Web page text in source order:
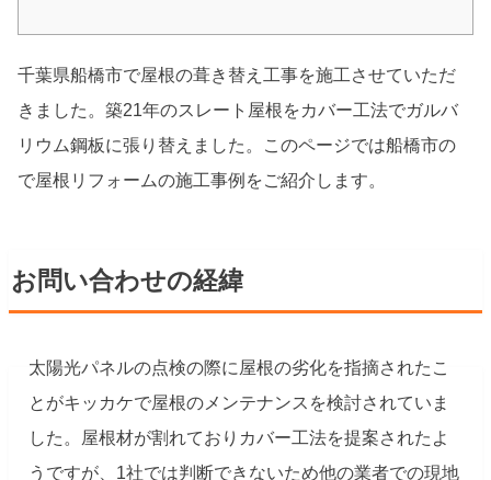
千葉県船橋市で屋根の葺き替え工事を施工させていただ
きました。築21年のスレート屋根をカバー工法でガルバ
リウム鋼板に張り替えました。このページでは船橋市の
で屋根リフォームの施工事例をご紹介します。
お問い合わせの経緯
太陽光パネルの点検の際に屋根の劣化を指摘されたこ
とがキッカケで屋根のメンテナンスを検討されていま
した。屋根材が割れておりカバー工法を提案されたよ
うですが、1社では判断できないため他の業者での現地